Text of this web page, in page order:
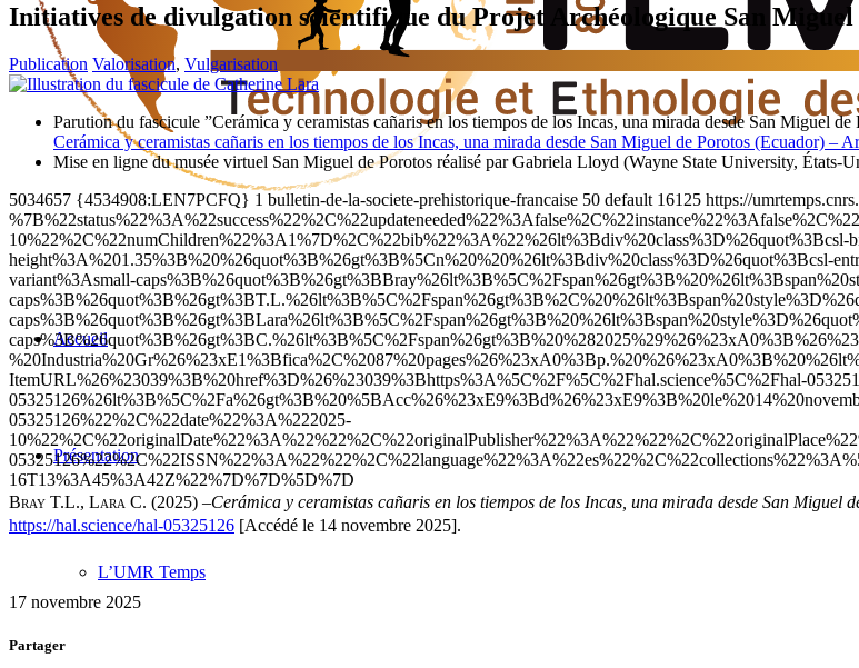
Accueil
Présentation
L’UMR Temps
Initiatives de divulgation scientifique du Projet Archéologique San Miguel
Publication Valorisation, Vulgarisation
Parution du fascicule ”Cerámica y ceramistas cañaris en los tiempos de los Incas, una mirada desde San Miguel
Cerámica y ceramistas cañaris en los tiempos de los Incas, una mirada desde San Miguel de Porotos (Ecuador) –
Mise en ligne du musée virtuel San Miguel de Porotos réalisé par Gabriela Lloyd (Wayne State University, États-
5034657 {4534908:LEN7PCFQ} 1 bulletin-de-la-societe-prehistorique-francaise 50 default 16125 https://
height%3A%201.35%3B%20%26quot%3B%26gt%3B%5Cn%20%20%26lt%3Bdiv%20class%3D%26quot%3Bcsl-
variant%3Asmall-
ItemURL%26%23039%3B%20href%3D%26%23039%3Bhttps%3A%5C%2F%5C%2Fhal.science%5C%2Fhal-
05325126%22%2C%22date%22%3A%222025-
16T13%3A45%3A42Z%22%7D%7D%5D%7D
Bray T.L., Lara C. (2025) ‒Cerámica y ceramistas cañaris en los tiempos de los Incas, una mirada desde San Miguel
https://hal.science/hal-05325126 [Accédé le 14 novembre 2025].
17 novembre 2025
Partager